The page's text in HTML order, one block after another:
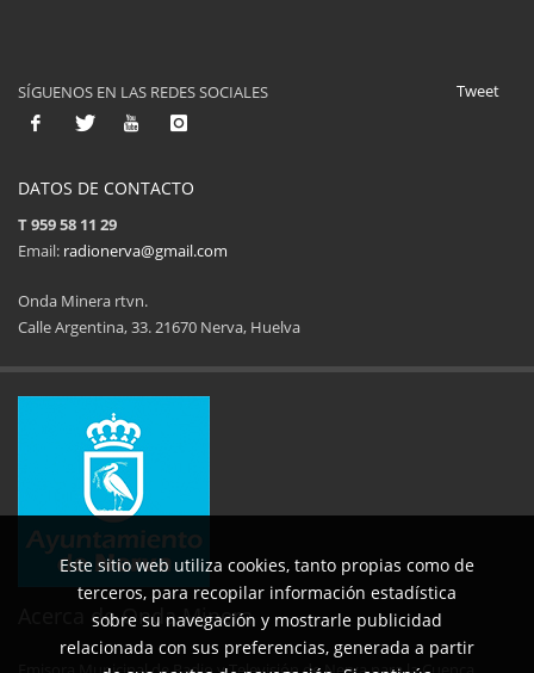
11ª Feria del Jamón 34 Memorial
Tweet
SÍGUENOS EN LAS REDES SOCIALES
DATOS DE CONTACTO
T 959 58 11 29
Email: radionerva@gmail.com
Onda Minera rtvn.
Calle Argentina, 33. 21670 Nerva, Huelva
Acerca de Onda Minera
Este sitio web utiliza cookies, tanto propias como de
terceros, para recopilar información estadística
sobre su navegación y mostrarle publicidad
relacionada con sus preferencias, generada a partir